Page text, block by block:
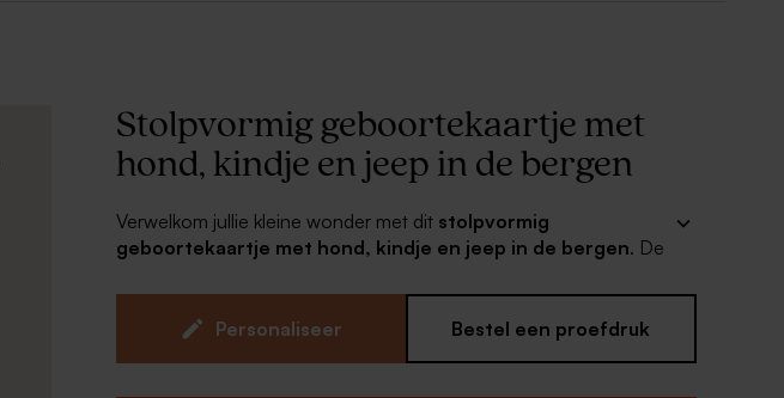
Stolpvormig geboortekaartje met
hond, kindje en jeep in de bergen
Verwelkom jullie kleine wonder met dit stolpvormig
geboortekaartje met hond, kindje en jeep in de bergen. De
kaartje helemaal aan naar wens en combineer met een mooie
enveloppe en originele geboorte traktaties voor een perfect
Personaliseer Bestel een proefdruk